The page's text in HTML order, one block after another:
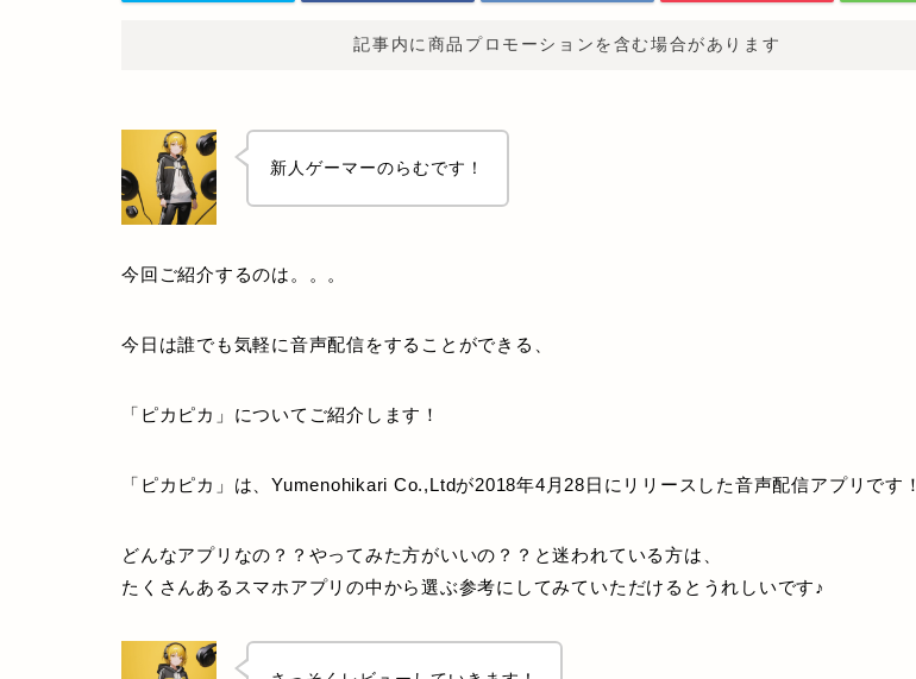
記事内に商品プロモーションを含む場合があります
新人ゲーマーのらむです！
今回ご紹介するのは。。。
今日は誰でも気軽に音声配信をすることができる、
「ピカピカ」についてご紹介します！
「ピカピカ」は、Yumenohikari Co.,Ltdが2018年4月28日にリリースした音声配信アプリです！
どんなアプリなの？？やってみた方がいいの？？と迷われている方は、
たくさんあるスマホアプリの中から選ぶ参考にしてみていただけるとうれしいです♪